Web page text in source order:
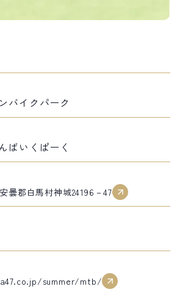
ーション
郡白馬村北城5497
HAKUBA内
85-4240
検索する
バイクパーク
ばいくぱーく
曇郡白馬村神城24196－47
summer/mtb/